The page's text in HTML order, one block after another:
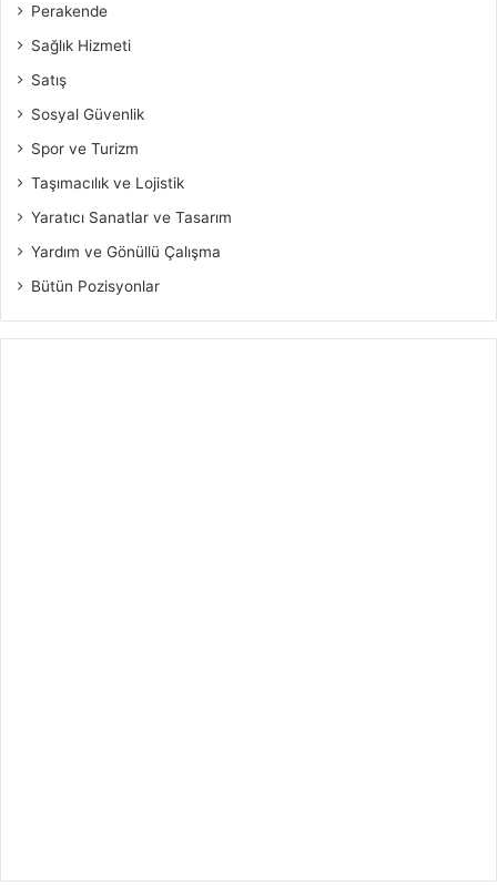
Perakende
Sağlık Hizmeti
Satış
Sosyal Güvenlik
Spor ve Turizm
Taşımacılık ve Lojistik
Yaratıcı Sanatlar ve Tasarım
Yardım ve Gönüllü Çalışma
Bütün Pozisyonlar